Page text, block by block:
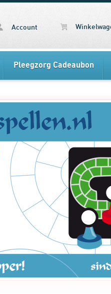
Account
Pleegzorg Cadeaubon